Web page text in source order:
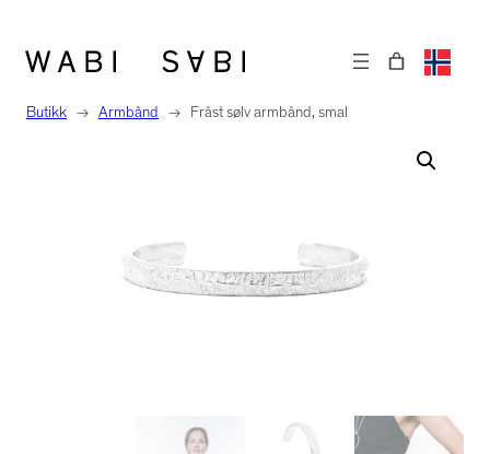
Hopp
innhold
Butikk → Armbånd → Fråst sølv armbånd, smal